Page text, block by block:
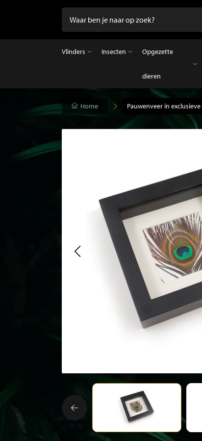
Vlinders
Vlinders in stolp
Insecten
Ongeprepareerde insecten
Opgezette
dieren
Opgezette vogels
Opgezette
Opgezette vissen
Home Pauwenveer in